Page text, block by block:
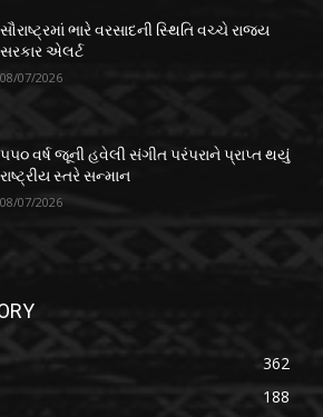
સૌરાષ્ટ્રમાં ભારે વરસાદની સ્થિતિ વચ્ચે રાજ્ય
સરકાર એલર્ટ
08/07/2026
૫૫૦ વર્ષ જૂની હવેલી સંગીત પરંપરાને પ્રાપ્ત થયું
રાષ્ટ્રીય સ્તરે સન્માન
08/07/2026
362
188